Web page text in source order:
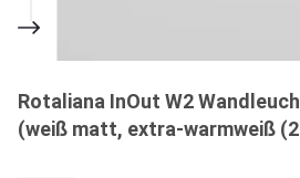
Rotaliana InOut W2
(weiß matt, extra-warmweiß